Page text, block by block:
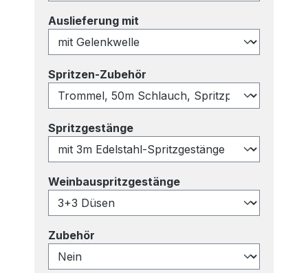
Auslieferung mit
Spritzen-Zubehör
Spritzgestängeauswählen
Weinbauspritzgestängeauswählen
Zubehör